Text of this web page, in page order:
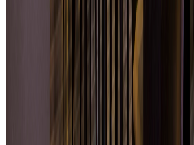
Facilità di accesso e
Una cucina di